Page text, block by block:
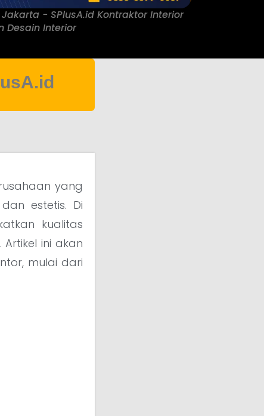
- SPlusA.id Kontraktor Interior
Desain Interior
yang
estetis. Di
kualitas
ini akan
mulai dari